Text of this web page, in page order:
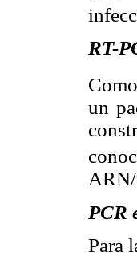
RT-
un
PCR
Para